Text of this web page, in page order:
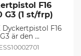
F16
G3 (1 st/frp)
Dyckertpistol F16
är den
hjälpen på
Du spika